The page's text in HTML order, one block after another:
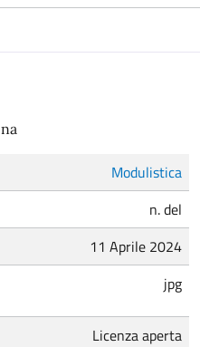
Modulistica
n. del
11 Aprile 2024
jpg
Licenza aperta